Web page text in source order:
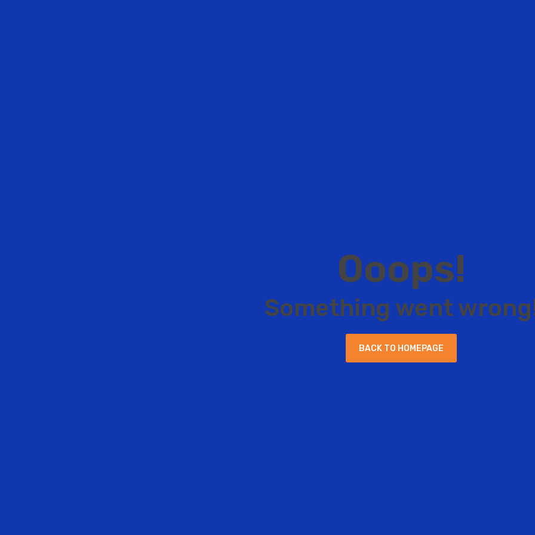
Ooops!
Something went wrong
BACK TO HOM EPAG E